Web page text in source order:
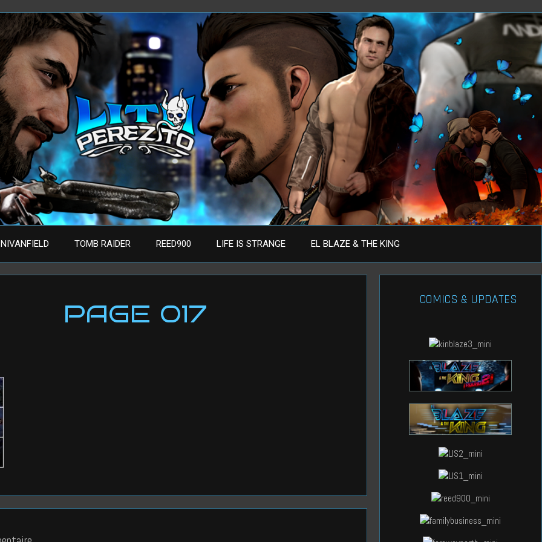
NIVANFIELD TOMB RAIDER REED900 LIFE IS STRANGE EL BLAZE & THE KING
PAGE 017 COMICS & UPDATES